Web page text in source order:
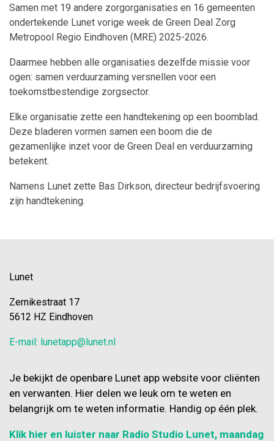
Samen met 19 andere zorgorganisaties en 16 gemeenten
ondertekende Lunet vorige week de Green Deal Zorg
Metropool Regio Eindhoven (MRE) 2025-2026.
Daarmee hebben alle organisaties dezelfde missie voor
ogen: samen verduurzaming versnellen voor een
toekomstbestendige zorgsector.
Elke organisatie zette een handtekening op een boomblad.
Deze bladeren vormen samen een boom die de
gezamenlijke inzet voor de Green Deal en verduurzaming
betekent.
Namens Lunet zette Bas Dirkson, directeur bedrijfsvoering
zijn handtekening.
Lunet
Zernikestraat 17
5612 HZ Eindhoven
E-mail: lunetapp@lunet.nl
Je bekijkt de openbare Lunet app website voor cliënten
en verwanten. Hier delen we leuk om te weten en
belangrijk om te weten informatie. Handig op één plek.
Klik hier en luister naar Radio Studio Lunet, maandag